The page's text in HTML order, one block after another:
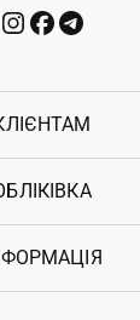
Контакти
Гарантія
Увійти